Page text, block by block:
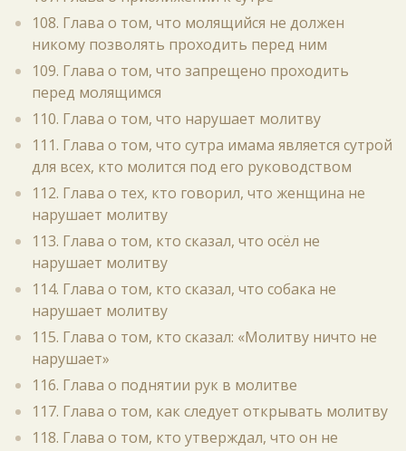
108. Глава о том, что молящийся не должен
никому позволять проходить перед ним
109. Глава о том, что запрещено проходить
перед молящимся
110. Глава о том, что нарушает молитву
111. Глава о том, что сутра имама является сутрой
для всех, кто молится под его руководством
112. Глава о тех, кто говорил, что женщина не
нарушает молитву
113. Глава о том, кто сказал, что осёл не
нарушает молитву
114. Глава о том, кто сказал, что собака не
нарушает молитву
115. Глава о том, кто сказал: «Молитву ничто не
нарушает»
116. Глава о поднятии рук в молитве
117. Глава о том, как следует открывать молитву
118. Глава о том, кто утверждал, что он не